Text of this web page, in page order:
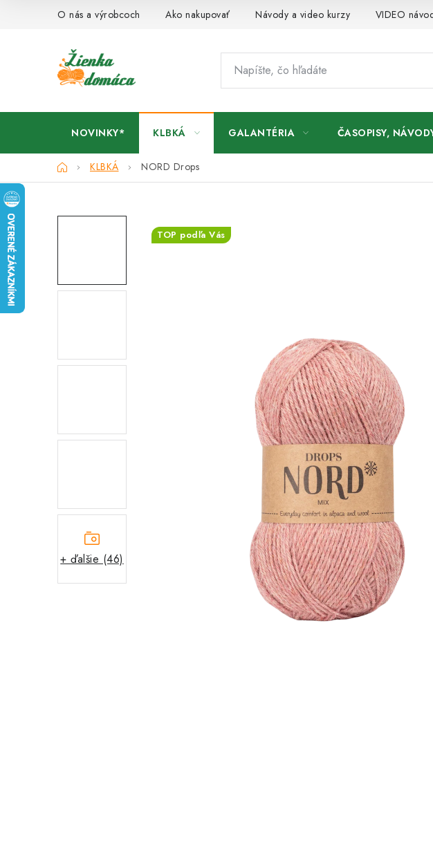
O nás a výrobcoch Ako nakupovať Návody a video kurzy VIDEO
NOVINKY* KLBKÁ GALANTÉRIA ČASOPISY,
DomovKLBKÁ NORD Drops
+ ďalšie (46)
TOP podľa Vás